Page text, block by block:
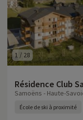
1 / 28
Résidence Club
Samoëns - Haute-
École de ski à proximité